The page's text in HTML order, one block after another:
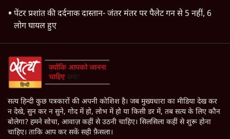
पेंटर प्रशांत की दर्दनाक दास्तान- जंतर मंतर पर पैलेट गन से 5 नहीं, 6
लोग घायल हुए
सत्य हिन्दी कुछ पत्रकारों की अपनी कोशिश है। जब मुख्यधारा का मीडिया देख कर
न देखे, सुन कर न सुने, गोद में हो, लोभ में हो या किसी डर में, तब सत्य के लिए कौन
बोलेगा? हमने सोचा, आवाज़ कहीं से उठनी चाहिए। सिलसिला कहीं से शुरू होना
चाहिए। ताकि आप कर सकें सही फ़ैसला।